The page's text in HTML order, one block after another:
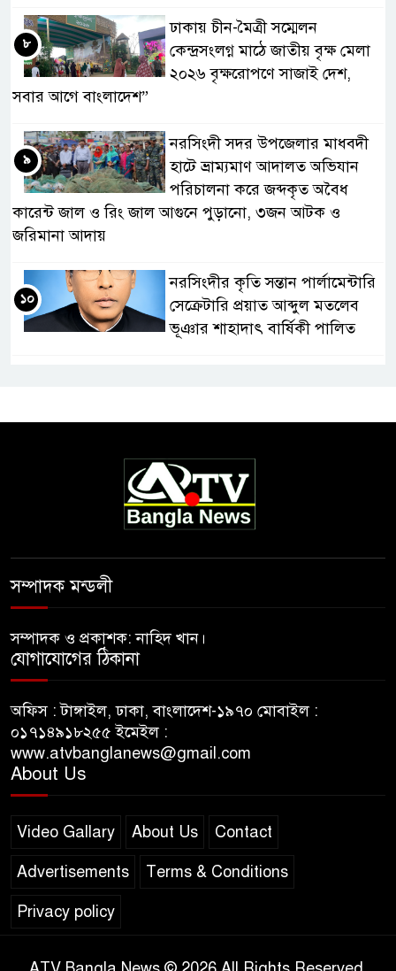
ঢাকায় চীন-মৈত্রী সম্মেলন
কেন্দ্রসংলগ্ন মাঠে জাতীয় বৃক্ষ মেলা
২০২৬ বৃক্ষরোপণে সাজাই দেশ,
সবার আগে বাংলাদেশ”
৮
নরসিংদী সদর উপজেলার মাধবদী
হাটে ভ্রাম্যমাণ আদালত অভিযান
পরিচালনা করে জব্দকৃত অবৈধ
কারেন্ট জাল ও রিং জাল আগুনে পুড়ানো, ৩জন আটক ও
জরিমানা আদায়
৯
নরসিংদীর কৃতি সন্তান পার্লামেন্টারি
সেক্রেটারি প্রয়াত আব্দুল মতলেব
ভূঞার শাহাদাৎ বার্ষিকী পালিত
১০
সম্পাদক মন্ডলী
সম্পাদক ও প্রকাশক: নাহিদ খান।
যোগাযোগের ঠিকানা
অফিস : টাঙ্গাইল, ঢাকা, বাংলাদেশ-১৯৭০ মোবাইল :
০১৭১৪৯১৮২৫৫ ইমেইল :
www.atvbanglanews@gmail.com
About Us
Video Gallary About Us Contact
Advertisements Terms & Conditions
Privacy policy